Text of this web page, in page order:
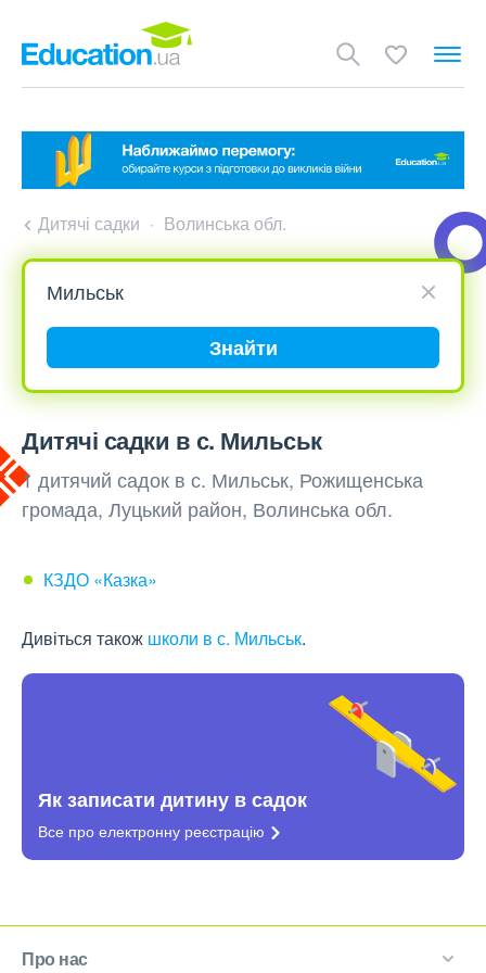
Дитячі садки Волинська обл.
Знайти
Дитячі садки в с. Мильськ
1 дитячий садок в с. Мильськ, Рожищенська
громада, Луцький район, Волинська обл.
КЗДО «Казка»
Дивіться також школи в с. Мильськ.
Як записати дитину в садок
Все про електронну реєстрацію
Про нас